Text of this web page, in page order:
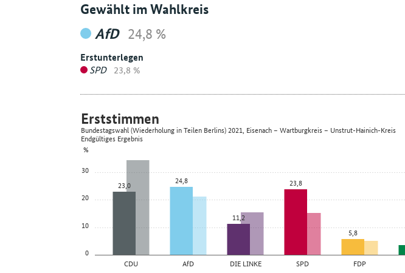
Gewählt im Wahlkreis
AfD 24,8 %
Erstunterlegen
SPD 23,8 %
0
10
20
30
%
CDU AfD DIE LINKE SPD FDP
23,0 24,8
11,2
23,8
5,8
Erststimmen
Bundestagswahl (Wiederholung in Teilen Berlins) 2021, Eisenach – Wartburgkreis – Unstrut-Hainich-Kreis
Endgültiges Ergebnis